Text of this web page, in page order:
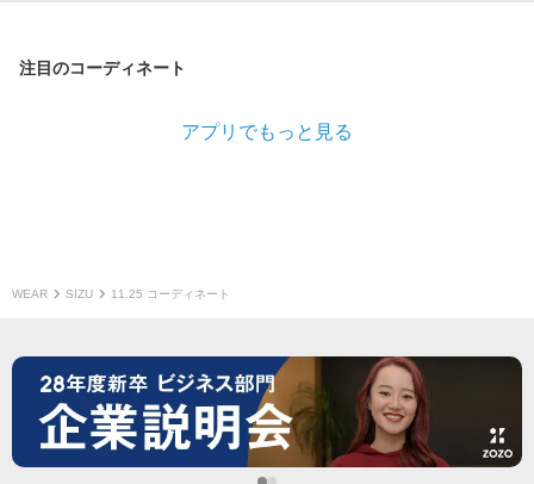
注目のコーディネート
アプリでもっと見る
WEAR SIZU 11.25 コーディネート